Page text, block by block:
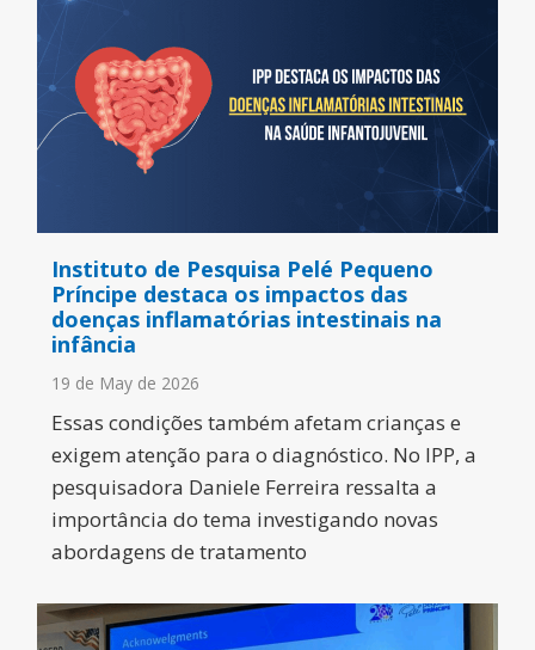
Instituto de Pesquisa Pelé Pequeno
Príncipe destaca os impactos das
doenças inflamatórias intestinais na
infância
19 de May de 2026
Essas condições também afetam crianças e
exigem atenção para o diagnóstico. No IPP, a
pesquisadora Daniele Ferreira ressalta a
importância do tema investigando novas
abordagens de tratamento